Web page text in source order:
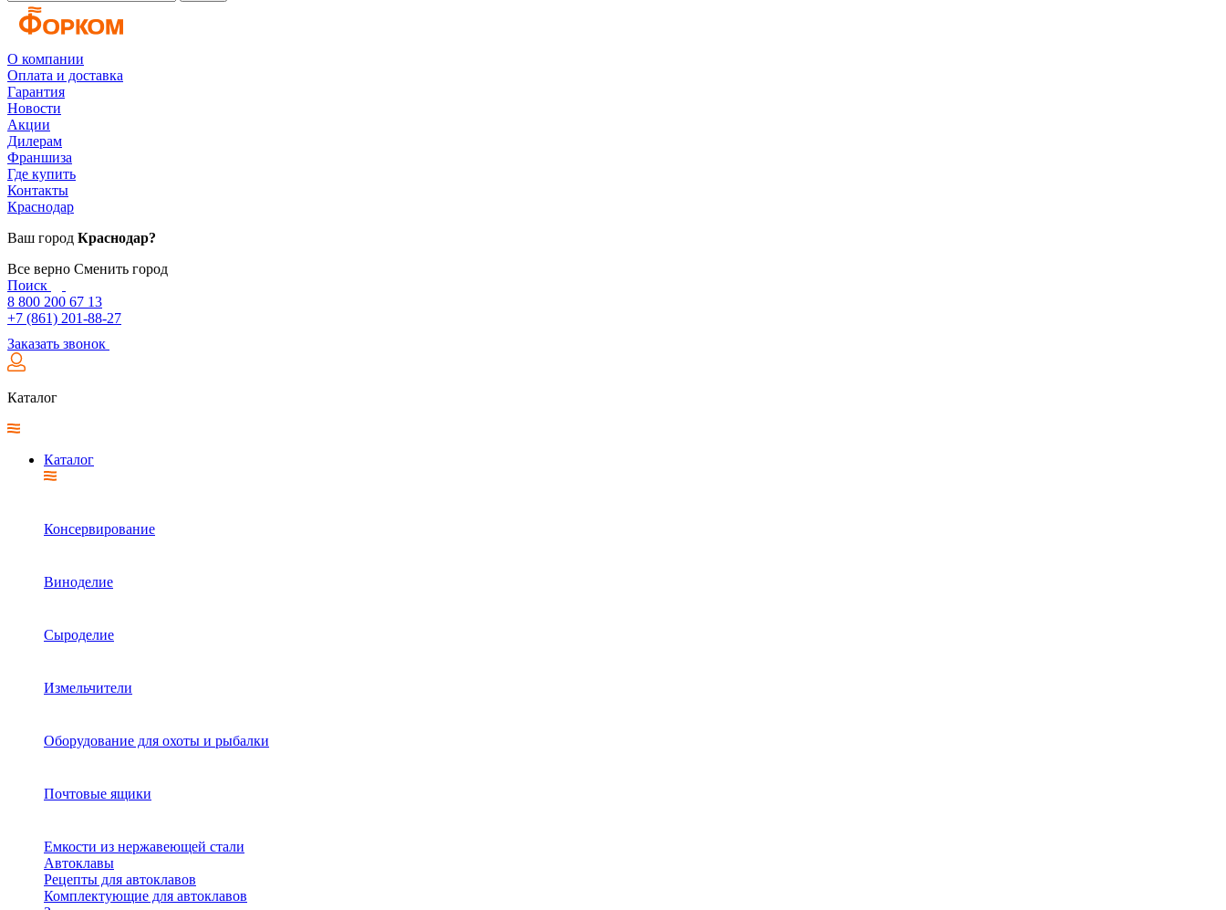
О компании
Оплата и доставка
Гарантия
Новости
Акции
Дилерам
Франшиза
Где купить
Контакты
Краснодар
Ваш город Краснодар?
Все верно Сменить город
Поиск
8 800 200 67 13
+7 (861) 201-88-27
Заказать звонок
Каталог
Каталог
Консервирование
Виноделие
Сыроделие
Измельчители
Оборудование для охоты и рыбалки
Почтовые ящики
Емкости из нержавеющей стали
Автоклавы
Рецепты для автоклавов
Комплектующие для автоклавов